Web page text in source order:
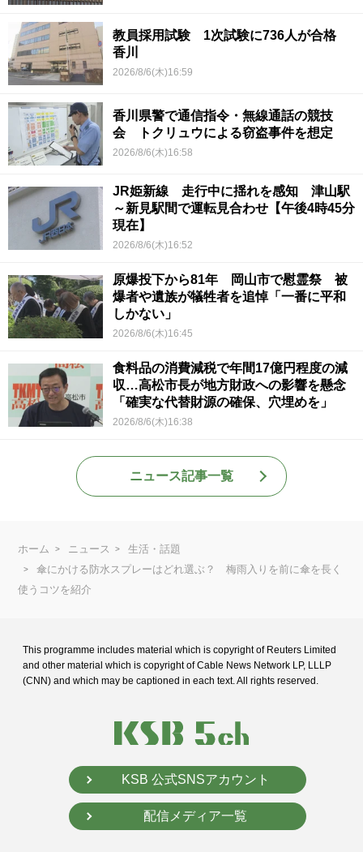
教員採用試験 1次試験に736人が合格
香川
2026/8/6(木)16:59
香川県警で通信指令・無線通話の競技
会 トクリュウによる窃盗事件を想定
2026/8/6(木)16:58
JR姫新線 走行中に揺れを感知 津山駅
～新見駅間で運転見合わせ【午後4時45分
現在】
2026/8/6(木)16:52
原爆投下から81年 岡山市で慰霊祭 被
爆者や遺族が犠牲者を追悼「一番に平和
しかない」
2026/8/6(木)16:45
食料品の消費減税で年間17億円程度の減
収…高松市長が地方財政への影響を懸念
「確実な代替財源の確保、穴埋めを」
2026/8/6(木)16:38
ニュース記事一覧
ホーム ニュース
生活・話題
傘にかける防水スプレーはどれ選ぶ？ 梅雨入りを前に傘を長く
使うコツを紹介
This programme includes material which is copyright of Reuters Limited
and other material which is copyright of Cable News Network LP, LLLP
(CNN) and which may be captioned in each text. All rights reserved.
KSB 公式SNSアカウント
配信メディア一覧